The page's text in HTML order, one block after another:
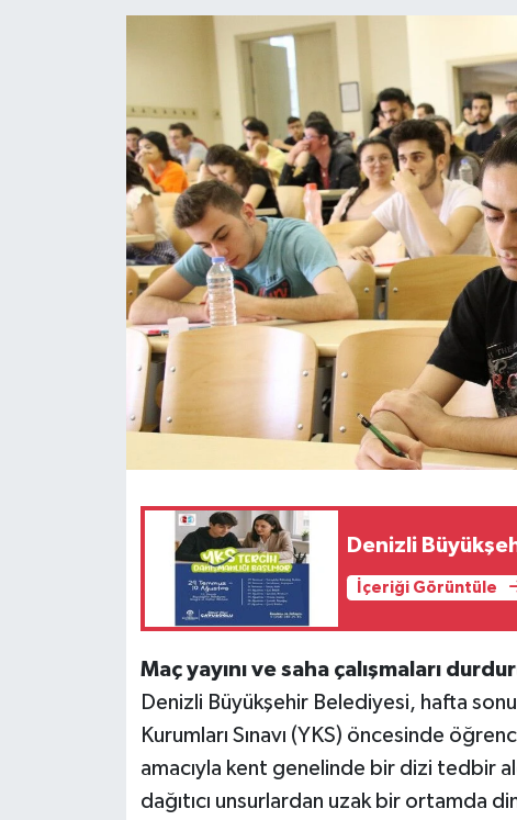
Denizli
İçeriği Görüntüle
Maç yayını ve saha çalışmaları
Denizli Büyükşehir Belediyesi, hafta
Kurumları Sınavı (YKS) öncesinde
amacıyla kent genelinde bir dizi tedbir
dağıtıcı unsurlardan uzak bir ortamda
RESMİ REKLAM